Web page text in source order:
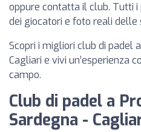
oppure contatta il club. Tutti
dei giocatori e foto reali delle
Scopri i migliori club di padel
Cagliari e vivi un’esperienza
campo.
Club di padel a
Sardegna -